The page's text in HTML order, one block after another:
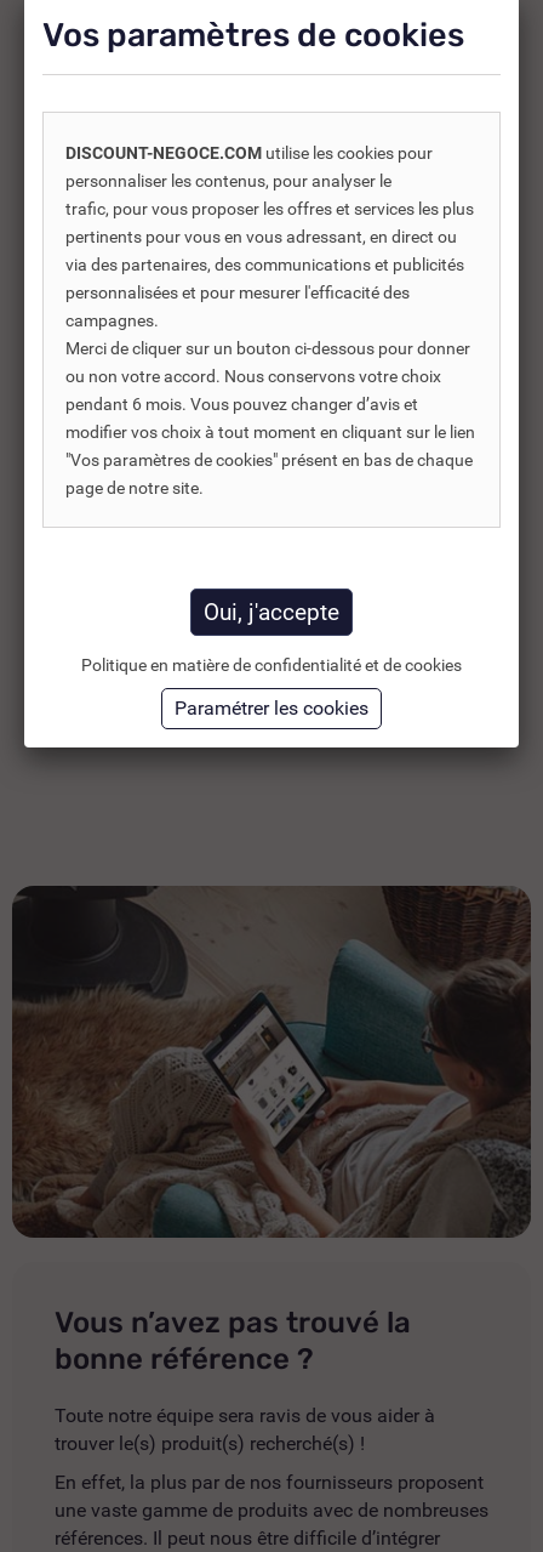
supplémentaires.
-25%
REF DNC : 487927
FLANC CÉRAMIQUE COTÉ
ROUGE POUR EDILKAMIN...
105,82 €TTC 141,10 €
HT
Vous n’avez pas trouvé la
bonne référence ?
Toute notre équipe sera ravis de vous aider à
trouver le(s) produit(s) recherché(s) !
En effet, la plus par de nos fournisseurs proposent
une vaste gamme de produits avec de nombreuses
références. Il peut nous être difficile d’intégrer
Vos paramètres de cookies
DISCOUNT-NEGOCE.COM utilise les cookies pour
personnaliser les contenus, pour analyser le
trafic, pour vous proposer les offres et services les plus
pertinents pour vous en vous adressant, en direct ou
via des partenaires, des communications et publicités
personnalisées et pour mesurer l'efficacité des
campagnes.
Merci de cliquer sur un bouton ci-dessous pour donner
ou non votre accord. Nous conservons votre choix
pendant 6 mois. Vous pouvez changer d’avis et
modifier vos choix à tout moment en cliquant sur le lien
"Vos paramètres de cookies" présent en bas de chaque
page de notre site.
Politique en matière de confidentialité et de cookies